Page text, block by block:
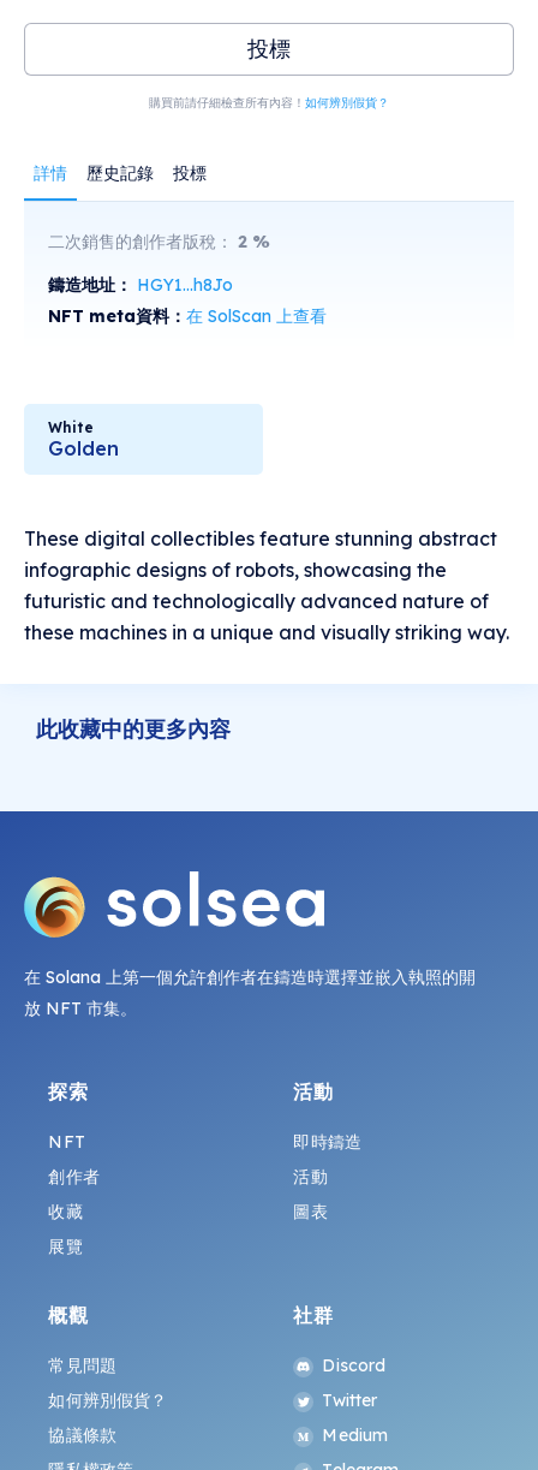
投標
購買前請仔細檢查所有內容！ 如何辨別假貨？
詳情 歷史記錄 投標
二次銷售的創作者版稅： 2 %
鑄造地址： HGY1...h8Jo
NFT meta資料： 在 SolScan 上查看
White
Golden
These digital collectibles feature stunning abstract
infographic designs of robots, showcasing the
futuristic and technologically advanced nature of
these machines in a unique and visually striking way.
此收藏中的更多內容
在 Solana 上第一個允許創作者在鑄造時選擇並嵌入執照的開
放 NFT 市集。
探索
NFT
創作者
收藏
展覽
活動
即時鑄造
活動
圖表
概觀
常見問題
如何辨別假貨？
協議條款
社群
Discord
Twitter
Medium